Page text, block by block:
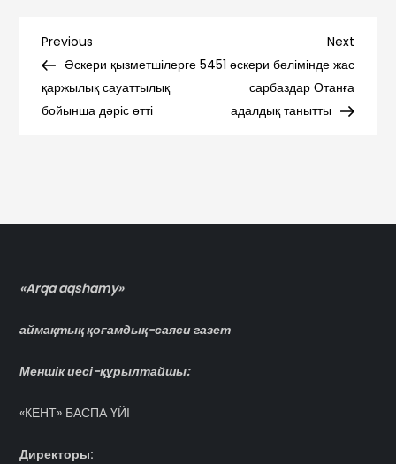
Навигация
по
Previous
Post
Previous
Әскери қызметшілерге
қаржылық сауаттылық
бойынша дәріс өтті
Next
Post
Next
5451 әскери бөлімінде жас
сарбаздар Отанға
адалдық танытты
«Arqa aqshamy»
аймақтық қоғамдық-саяси газет
Меншік иесі-құрылтайшы:
«КЕНТ» БАСПА ҮЙІ
Директоры: